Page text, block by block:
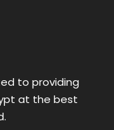
to providing
at the best